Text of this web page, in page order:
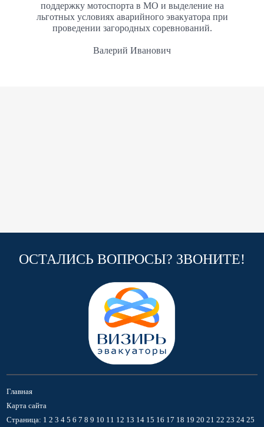
поддержку мотоспорта в МО и выделение на
льготных условиях аварийного эвакуатора при
проведении загородных соревнований.
Валерий Иванович
ОСТАЛИСЬ ВОПРОСЫ? ЗВОНИТЕ!
Главная
Карта сайта
Страница: 1 2 3 4 5 6 7 8 9 10 11 12 13 14 15 16 17 18 19 20 21 22 23 24 25